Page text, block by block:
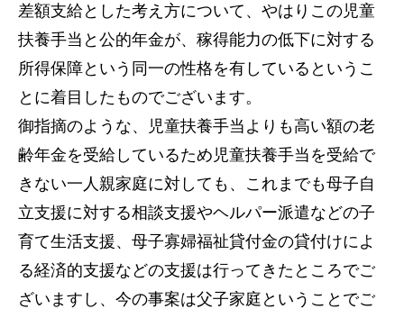
差額支給とした考え方について、やはりこの児童
扶養手当と公的年金が、稼得能力の低下に対する
所得保障という同一の性格を有しているというこ
とに着目したものでございます。
御指摘のような、児童扶養手当よりも高い額の老
齢年金を受給しているため児童扶養手当を受給で
きない一人親家庭に対しても、これまでも母子自
立支援に対する相談支援やヘルパー派遣などの子
育て生活支援、母子寡婦福祉貸付金の貸付けによ
る経済的支援などの支援は行ってきたところでご
ざいますし、今の事案は父子家庭ということでご